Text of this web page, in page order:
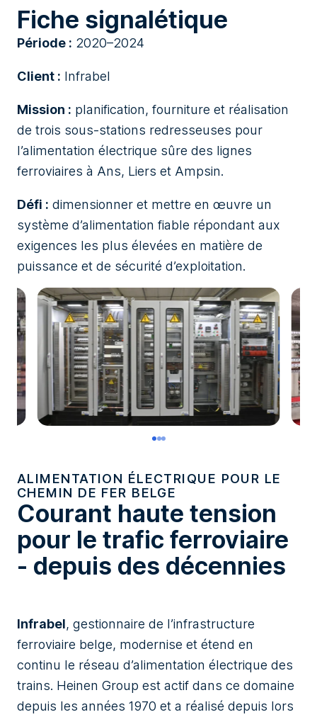
Fiche signalétique
Période : 2020–2024
Client : Infrabel
Mission : planification, fourniture et réalisation
de trois sous-stations redresseuses pour
l’alimentation électrique sûre des lignes
ferroviaires à Ans, Liers et Ampsin.
Défi : dimensionner et mettre en œuvre un
système d’alimentation fiable répondant aux
exigences les plus élevées en matière de
puissance et de sécurité d’exploitation.
ALIMENTATION ÉLECTRIQUE POUR LE
CHEMIN DE FER BELGE
Courant haute tension
pour le trafic ferroviaire
- depuis des décennies
Infrabel, gestionnaire de l’infrastructure
ferroviaire belge, modernise et étend en
continu le réseau d’alimentation électrique des
trains. Heinen Group est actif dans ce domaine
depuis les années 1970 et a réalisé depuis lors